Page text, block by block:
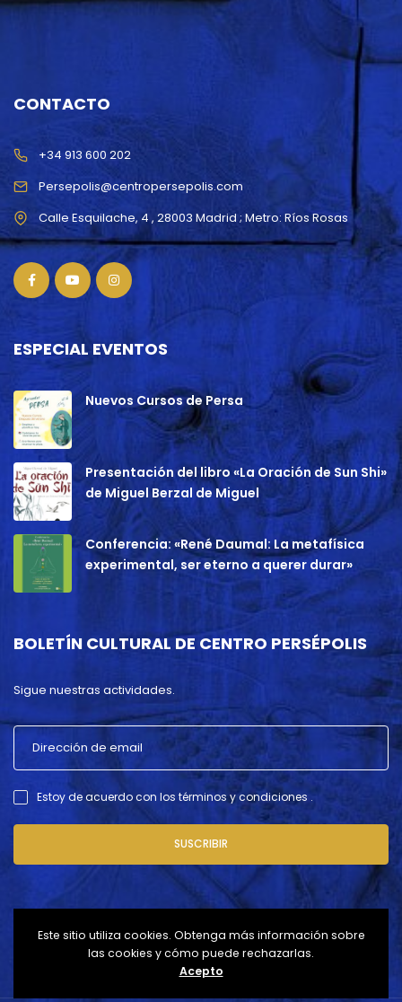
CONTACTO
Persepolis@centropersepolis.com
+34 913 600 202
ESPECIAL EVENTOS
Nuevos Cursos de Persa
Presentación del libro «La Oración de Sun Shi»
de Miguel Berzal de Miguel
Conferencia: «René Daumal: La metafísica
experimental, ser eterno a querer durar»
BOLETÍN CULTURAL DE CENTRO PERSÉPOLIS
Sigue nuestras actividades.
Estoy de acuerdo con los términos y condiciones .
SUSCRIBIR
Este sitio utiliza cookies. Obtenga más información sobre
las cookies y cómo puede rechazarlas.
Acepto